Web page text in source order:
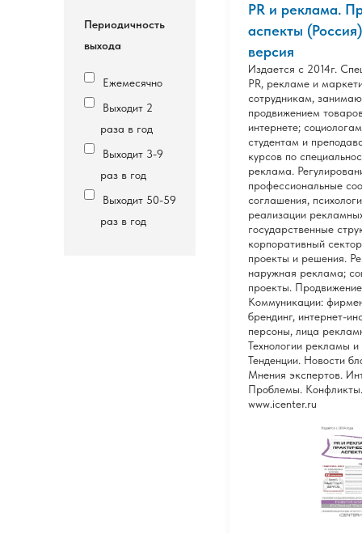
Периодичность
выхода
Ежемесячно
Выходит 2
раза в год
Выходит 3-9
раз в год
Выходит 50-59
раз в год
PR и реклама.
аспекты
версия
Издается с 2014г.
PR, рекламе и
сотрудникам,
продвижением
интернете;
студентам и
курсов по
реклама.
профессиональные
соглашения,
реализации
государственные
корпоративный
проекты и решения.
наружная реклама;
проекты.
Коммуникации:
брендинг, интернет-
персоны, лица
Технологии рекламы и
Тенденции. Новости
Мнения экспертов.
Проблемы.
www.icenter.ru